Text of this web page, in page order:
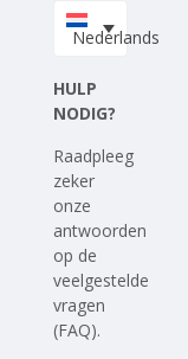
Upload je
Nederlands
HULP
NODIG?
Raadpleeg
zeker
onze
antwoorden
op de
veelgestelde
vragen
(FAQ).